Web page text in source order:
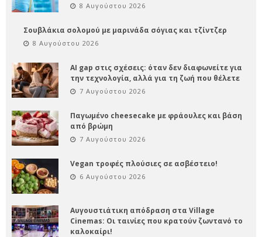
8 Αυγούστου 2026
Σουβλάκια σολομού με μαρινάδα σόγιας και τζίντζερ
8 Αυγούστου 2026
AI gap στις σχέσεις: όταν δεν διαφωνείτε για
την τεχνολογία, αλλά για τη ζωή που θέλετε
7 Αυγούστου 2026
Παγωμένο cheesecake με φράουλες και βάση
από βρώμη
7 Αυγούστου 2026
Vegan τροφές πλούσιες σε ασβέστειο!
6 Αυγούστου 2026
Αυγουστιάτικη απόδραση στα Village
Cinemas: Οι ταινίες που κρατούν ζωντανό το
καλοκαίρι!